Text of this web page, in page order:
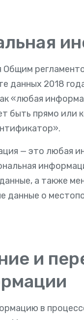
данных 2018
«любая
быть прямо или
— это любая
а также
данные о
и
в